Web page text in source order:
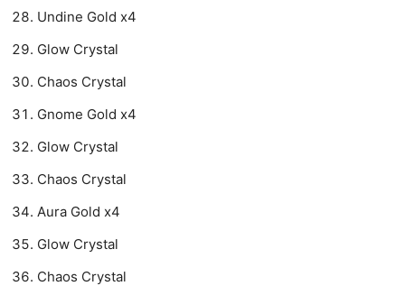
Undine Gold x4
Glow Crystal
Chaos Crystal
Gnome Gold x4
Glow Crystal
Chaos Crystal
Aura Gold x4
Glow Crystal
Chaos Crystal